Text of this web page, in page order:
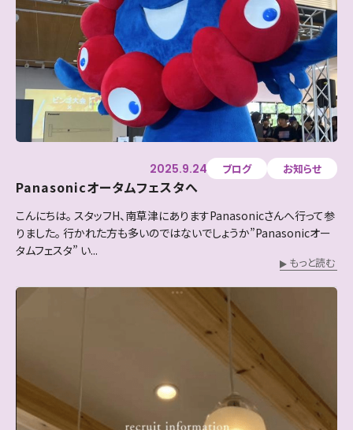
Panasonicオータムフェスタへ
2025.9.24 ブログ お知らせ
こんにちは。 スタッフH、南草津にありますPanasonicさんへ行って参
りました。 行かれた方も多いのではないでしょうか”Panasonicオー
タムフェスタ” い...
もっと読む